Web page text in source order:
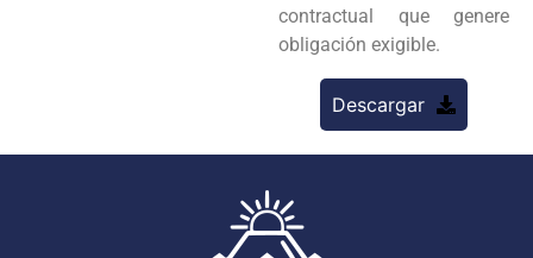
contractual que genere
obligación exigible.
Descargar